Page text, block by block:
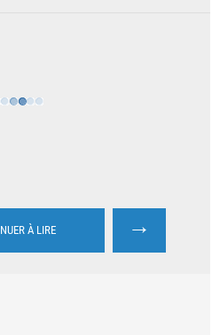
À LIRE →